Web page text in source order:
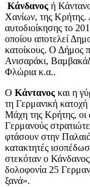
Κάνδανος ή
Χανίων, της Κρήτης.
αυτοδιοίκησης το
οποίου αποτελεί
κατοίκους. Ο Δήμος
Ανισαράκι,
Φλώρια κ.α..
Ο Κάντανος και η
τη Γερμανική
Μάχη της Κρήτης, οι
Γερμανούς
φτάσουν στην
κατακτητές
στεκόταν ο
δολοφονία 25
ξανά».